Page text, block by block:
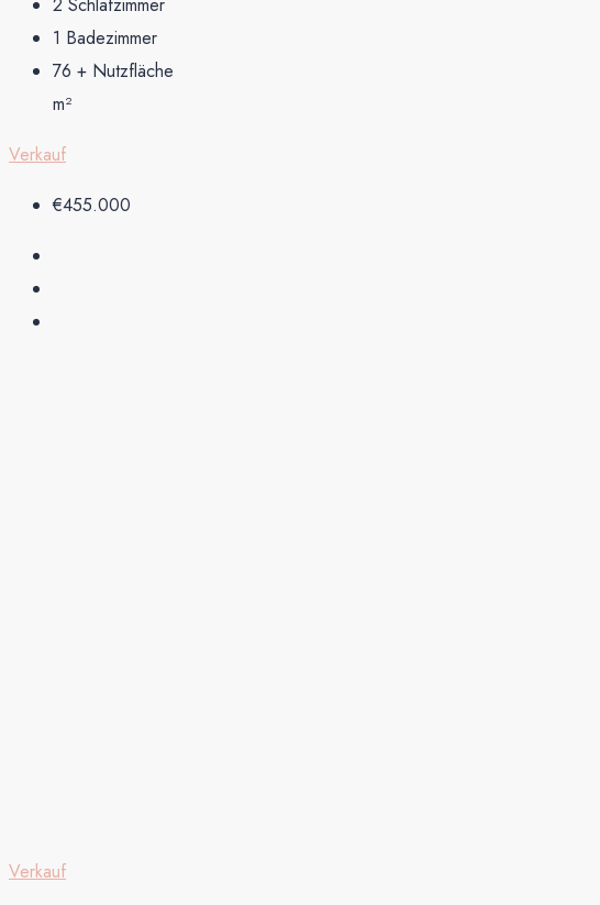
1 Badezimmer
76 + Nutzfläche
m²
Verkauf
€455.000
Verkauf